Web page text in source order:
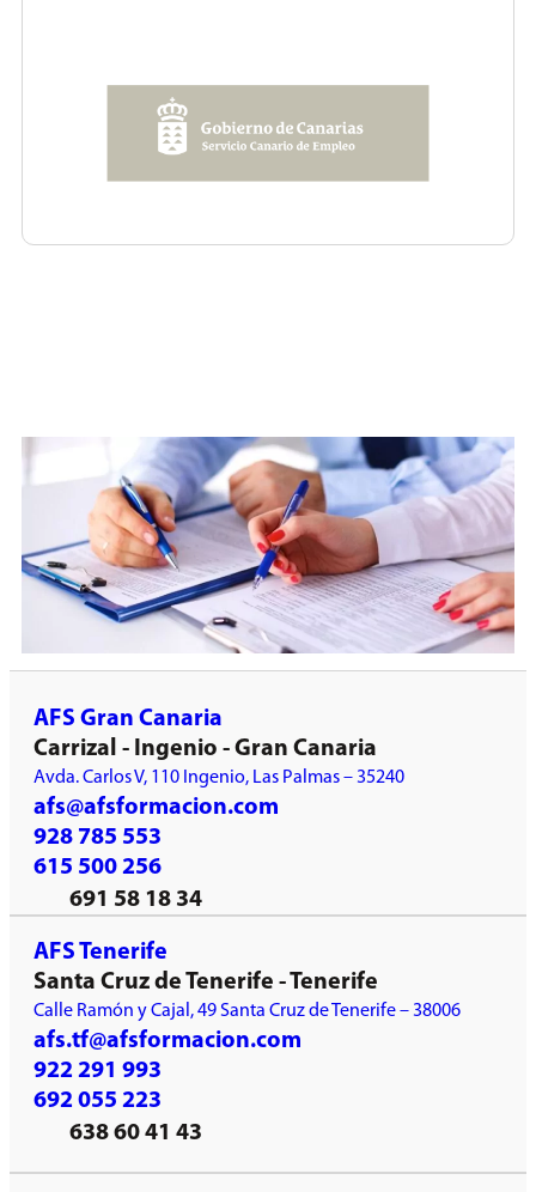
AFS Gran Canaria
Carrizal - Ingenio - Gran Canaria
Avda. Carlos V, 110 Ingenio, Las Palmas – 35240
afs@afsformacion.com
928 785 553
615 500 256
691 58 18 34
AFS Tenerife
Santa Cruz de Tenerife - Tenerife
Calle Ramón y Cajal, 49 Santa Cruz de Tenerife – 38006
afs.tf@afsformacion.com
922 291 993
692 055 223
638 60 41 43